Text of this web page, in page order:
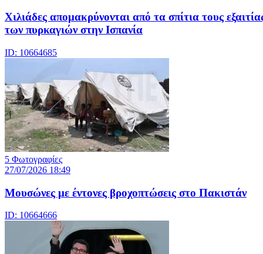
Χιλιάδες απομακρύνονται από τα σπίτια τους
των πυρκαγιών στην Ισπανία
ID: 10664685
5 Φωτογραφίες
27/07/2026 18:49
Μουσώνες με έντονες βροχοπτώσεις στο Πακιστάν
ID: 10664666